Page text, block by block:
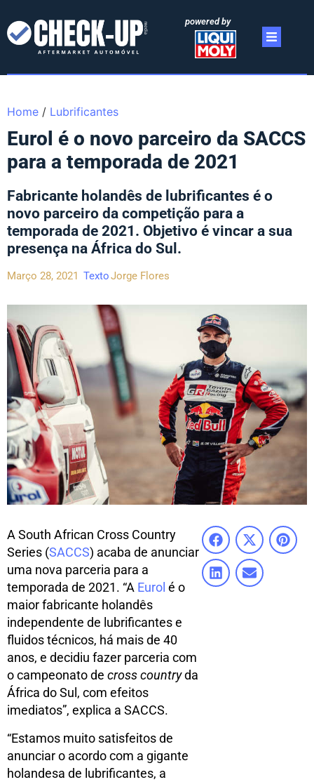
powered by
Home / Lubrificantes
Eurol é o novo parceiro da SACCS
para a temporada de 2021
Fabricante holandês de lubrificantes é o
novo parceiro da competição para a
temporada de 2021. Objetivo é vincar a sua
presença na África do Sul.
Março 28, 2021 TextoJorge Flores
A South African Cross Country
Series (SACCS) acaba de anunciar
uma nova parceria para a
temporada de 2021. “A Eurol é o
maior fabricante holandês
independente de lubrificantes e
fluidos técnicos, há mais de 40
anos, e decidiu fazer parceria com
o campeonato de cross countryda
África do Sul, com efeitos
imediatos”, explica a SACCS.
“Estamos muito satisfeitos de
anunciar o acordo com a gigante
holandesa de lubrificantes, a